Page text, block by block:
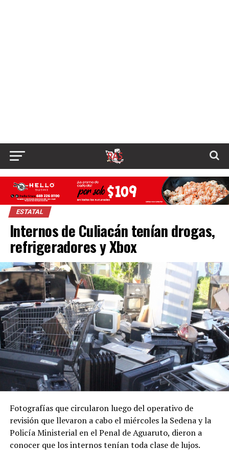
ESTATAL
Internos de Culiacán tenían drogas,
refrigeradores y Xbox
Fotografías que circularon luego del operativo de
revisión que llevaron a cabo el miércoles la Sedena y la
Policía Ministerial en el Penal de Aguaruto, dieron a
conocer que los internos tenían toda clase de lujos.